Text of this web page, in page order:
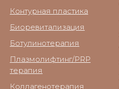
Контурная пластика
Биоревитализация
Ботулинотерапия
Плазмолифтинг/PRP
терапия
Коллагенотерапия